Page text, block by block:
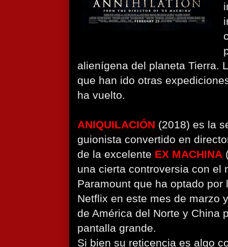
alienígena del planeta Tierra.
que han ido otras
ha vuelto.
ANIQUILACIÓN (2018) es la
guionista convertido en
de la excelente EX MACHINA
una cierta controversia con el
Paramount que ha optado
Netflix en este mes de marzo
de América del Norte y China
pantalla grande.
Si bien su reticencia es algo